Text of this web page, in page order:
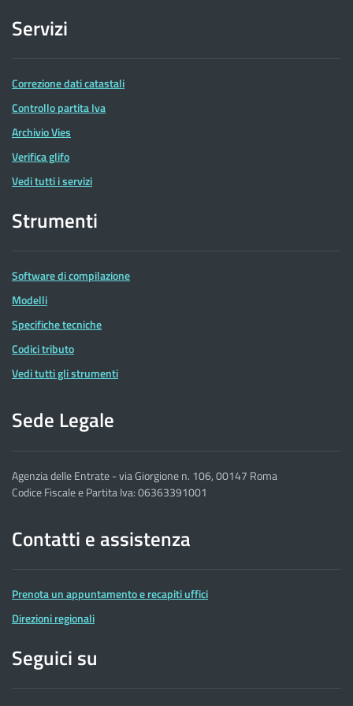
Servizi
Correzione dati catastali
Controllo partita Iva
Archivio Vies
Verifica glifo
Vedi tutti i servizi
Strumenti
Software di compilazione
Modelli
Specifiche tecniche
Codici tributo
Vedi tutti gli strumenti
Sede Legale
Agenzia delle Entrate - via Giorgione n. 106, 00147 Roma
Codice Fiscale e Partita Iva: 06363391001
Contatti e assistenza
Prenota un appuntamento e recapiti uffici
Direzioni regionali
Seguici su